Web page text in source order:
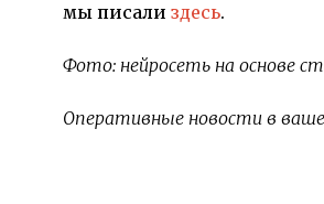
мы писали здесь.
Фото: нейросеть на основе
Оперативные новости в